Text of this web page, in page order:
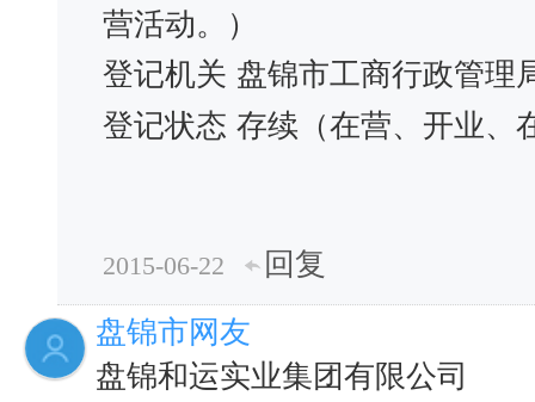
营活动。）
登记机关 盘锦市工商行政管理
登记状态 存续（在营、开业、
2015-06-22
回复
盘锦市网友
盘锦和运实业集团有限公司